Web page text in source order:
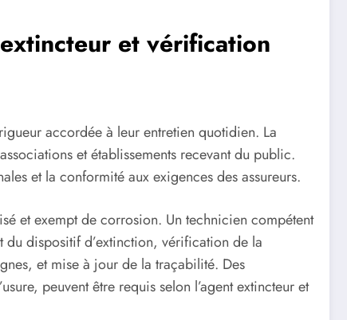
et vérification
accordée à leur entretien quotidien. La
et établissements recevant du public.
et la conformité aux exigences des assureurs.
et exempt de corrosion. Un technicien compétent
dispositif d’extinction, vérification de la
et mise à jour de la traçabilité. Des
peuvent être requis selon l’agent extincteur et